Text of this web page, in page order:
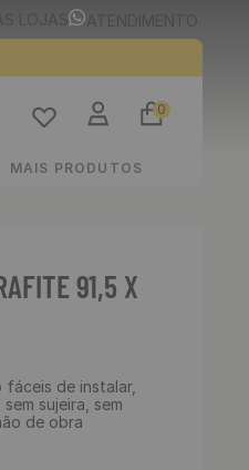
0
MAIS PRODUTOS
91,5 X
fáceis de instalar,
sujeira, sem
de obra